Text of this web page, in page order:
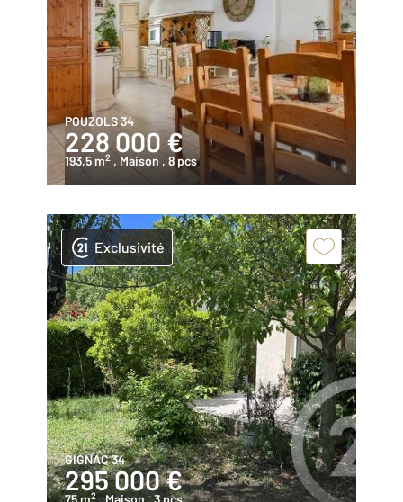
POUZOLS 34
228 000 €
193,5 m2 , Maison , 8 pcs
Exclusivité
GIGNAC 34
295 000 €
75 m2 , Maison, 3 pcs